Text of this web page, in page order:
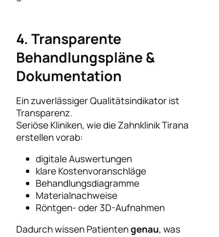
4. Transparente
Behandlungspläne &
Dokumentation
Ein zuverlässiger Qualitätsindikator ist
Transparenz.
Seriöse Kliniken, wie die Zahnklinik Tirana
erstellen vorab:
digitale Auswertungen
klare Kostenvoranschläge
Behandlungsdiagramme
Materialnachweise
Röntgen- oder 3D-Aufnahmen
Dadurch wissen Patientengenau, was